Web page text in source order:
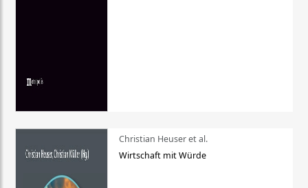
Christian Heuser et al.
Wirtschaft mit Würde